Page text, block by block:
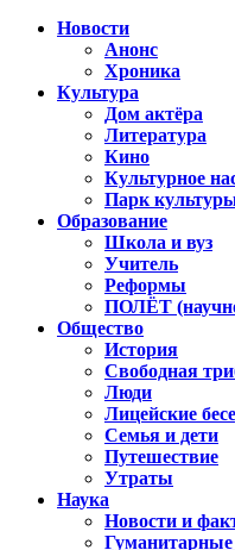
Новости
Анонс
Хроника
Культура
Дом актёра
Литература
Кино
Культурное
Парк
Образование
Школа и вуз
Учитель
Реформы
ПОЛЁТ
Общество
История
Свободная
Люди
Лицейские
Семья и дети
Путешествие
Утраты
Наука
Новости и
Гуманитарные